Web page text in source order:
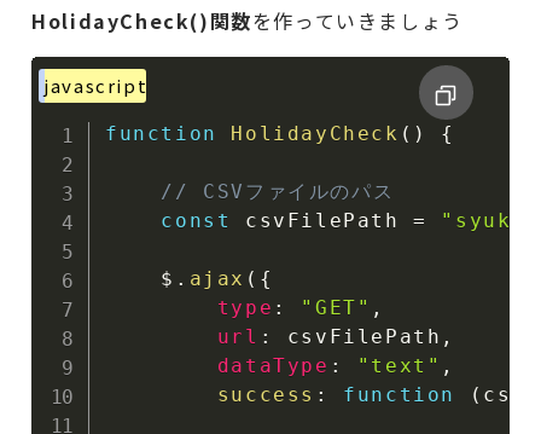
HolidayCheck()関数を作っていきましょう
javascript
function HolidayCheck ( ) {
// CSVファイルのパス
const
csvFilePath =
    $
. ajax ( {
type : "GET" ,
url : csvFilePath ,
dataType : "text" ,
success : function (